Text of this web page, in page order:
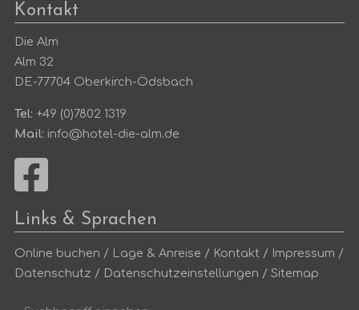
Kontakt
Die Alm
Alm 32
DE-77704 Oberkirch-Ödsbach
Tel: +49 (0)7802 1319
Mail: info@hotel-die-alm.de
Links & Sprachen
Online buchen / Lage & Anreise / Kontakt / Impressum /
Datenschutz / Datenschutzeinstellungen /Sitemap
Suchbegriff